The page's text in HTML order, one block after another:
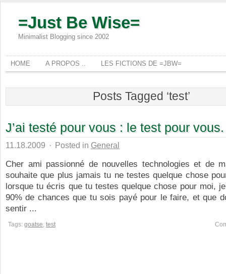
=Just Be Wise=
Minimalist Blogging since 2002
HOME A PROPOS .. LES FICTIONS DE =JBW=
Posts Tagged ‘test’
J’ai testé pour vous : le test pour vous.
11.18.2009 · Posted in General
Cher ami passionné de nouvelles technologies et de
souhaite que plus jamais tu ne testes quelque chose
lorsque tu écris que tu testes quelque chose pour moi,
90% de chances que tu sois payé pour le faire, et que
sentir ...
Tags: goatse, test